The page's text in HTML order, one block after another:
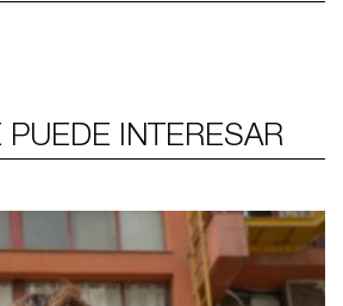
PUEDE INTERESAR